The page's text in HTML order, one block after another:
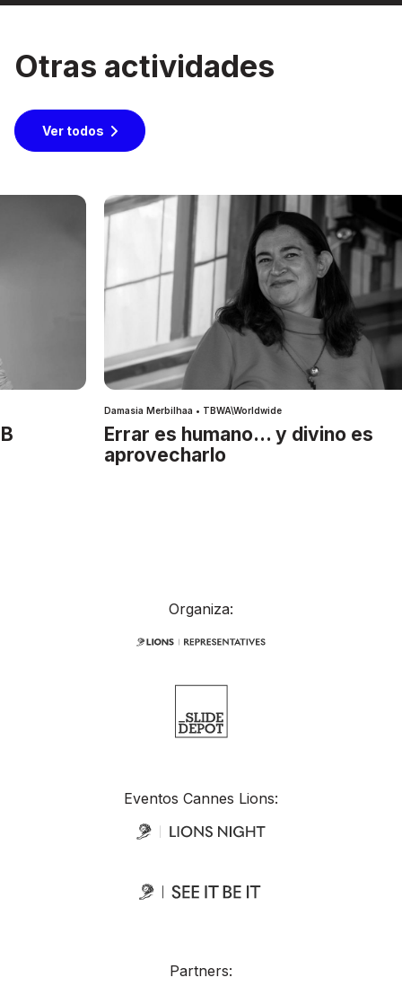
Otras actividades
Ver todos
Damasia Merbilhaa • TBWA\Worldwide
Errar es humano… y divino es
aprovecharlo
Organiza:
Eventos Cannes Lions:
Partners: